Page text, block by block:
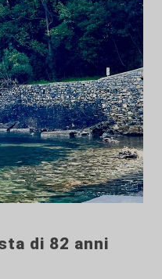
di 82 anni